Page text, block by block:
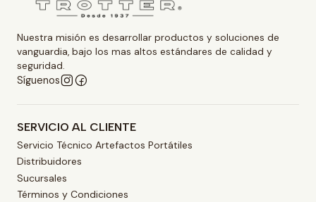
Nuestra misión es desarrollar productos y soluciones de
vanguardia, bajo los mas altos estándares de calidad y
seguridad.
Síguenos
SERVICIO AL CLIENTE
Servicio Técnico Artefactos Portátiles
Distribuidores
Sucursales
Términos y Condiciones